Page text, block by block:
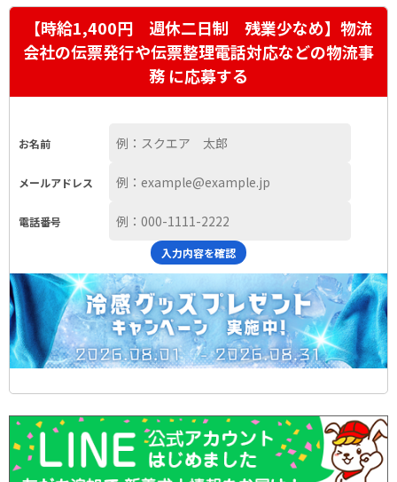
【時給1,400円 週休二日制 残業少なめ】物流
会社の伝票発行や伝票整理電話対応などの物流事
務 に応募する
お名前
メールアドレス
電話番号
入力内容を確認